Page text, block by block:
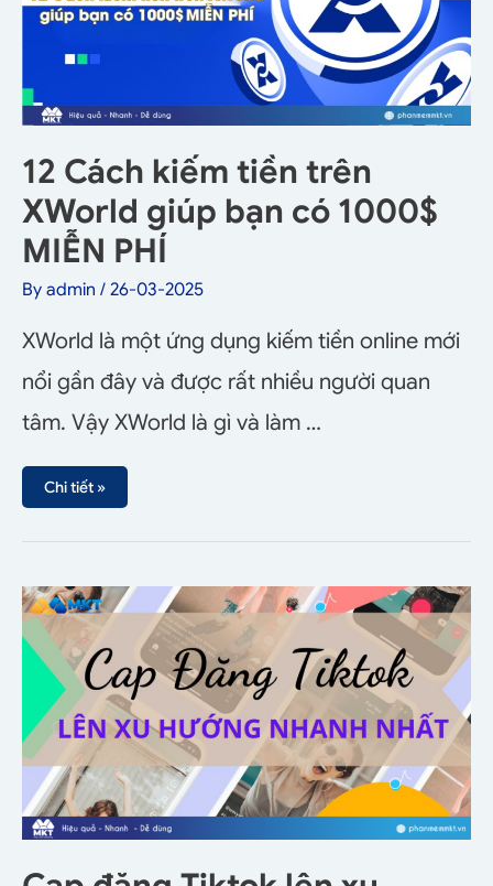
12 Cách kiếm tiền trên
XWorld giúp bạn có 1000$
MIỄN PHÍ
By admin / 26-03-2025
XWorld là một ứng dụng kiếm tiền online mới
nổi gần đây và được rất nhiều người quan
tâm. Vậy XWorld là gì và làm …
Chi tiết »